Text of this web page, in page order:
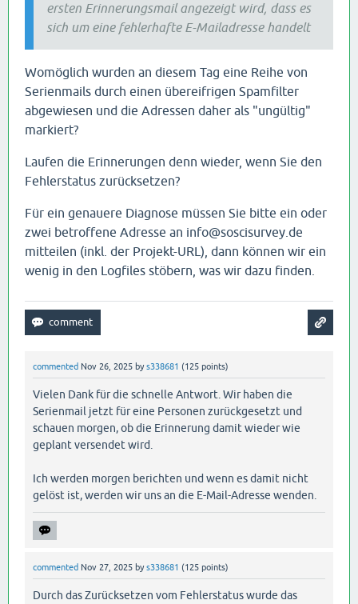
ersten Erinnerungsmail angezeigt wird, dass es
sich um eine fehlerhafte E-Mailadresse handelt
Womöglich wurden an diesem Tag eine Reihe von
Serienmails durch einen übereifrigen Spamfilter
abgewiesen und die Adressen daher als "ungültig"
markiert?
Laufen die Erinnerungen denn wieder, wenn Sie den
Fehlerstatus zurücksetzen?
Für ein genauere Diagnose müssen Sie bitte ein oder
zwei betroffene Adresse an info@soscisurvey.de
mitteilen (inkl. der Projekt-URL), dann können wir ein
wenig in den Logfiles stöbern, was wir dazu finden.
commented Nov 26, 2025 bys338681 (125 points)
Vielen Dank für die schnelle Antwort. Wir haben die
Serienmail jetzt für eine Personen zurückgesetzt und
schauen morgen, ob die Erinnerung damit wieder wie
geplant versendet wird.
Ich werden morgen berichten und wenn es damit nicht
gelöst ist, werden wir uns an die E-Mail-Adresse wenden.
commented Nov 27, 2025 bys338681 (125 points)
Durch das Zurücksetzen vom Fehlerstatus wurde das